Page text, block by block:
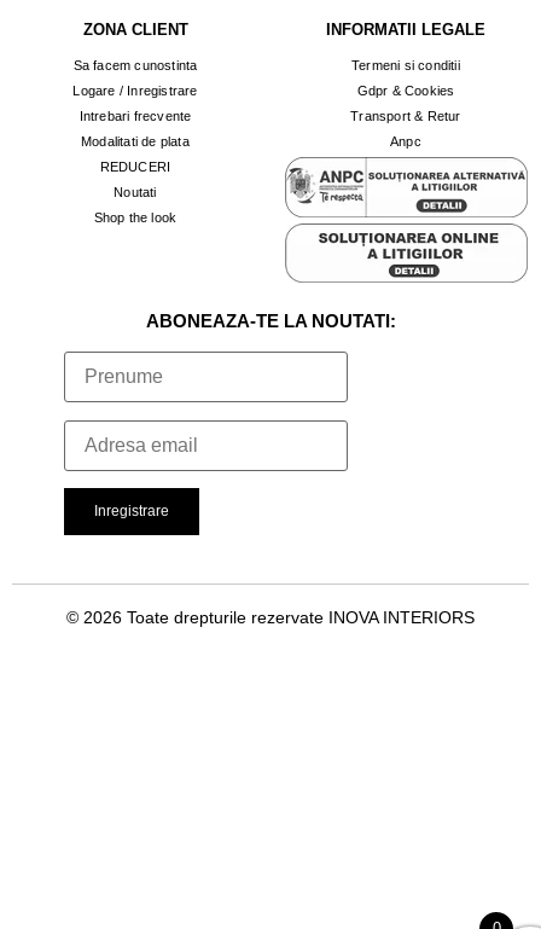
ZONA CLIENT
Sa facem cunostinta
Logare / Inregistrare
Intrebari frecvente
Modalitati de plata
REDUCERI
Noutati
Shop the look
INFORMATII LEGALE
Termeni si conditii
Gdpr & Cookies
Transport & Retur
Anpc
ABONEAZA-TE LA NOUTATI:
© 2026 Toate drepturile rezervate INOVA INTERIORS